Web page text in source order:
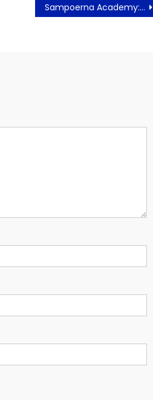
Sampoerna Academy: Pendidikan Berbasis STEAM Bangun SDM Anak Berkualitas